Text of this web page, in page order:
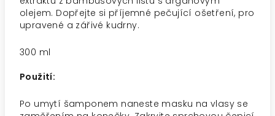
olejem. Dopřejte si příjemné pečující ošetření, pro
upravené a zářivé kudrny.
300 ml
Použití:
Po umytí šamponem naneste masku na vlasy se